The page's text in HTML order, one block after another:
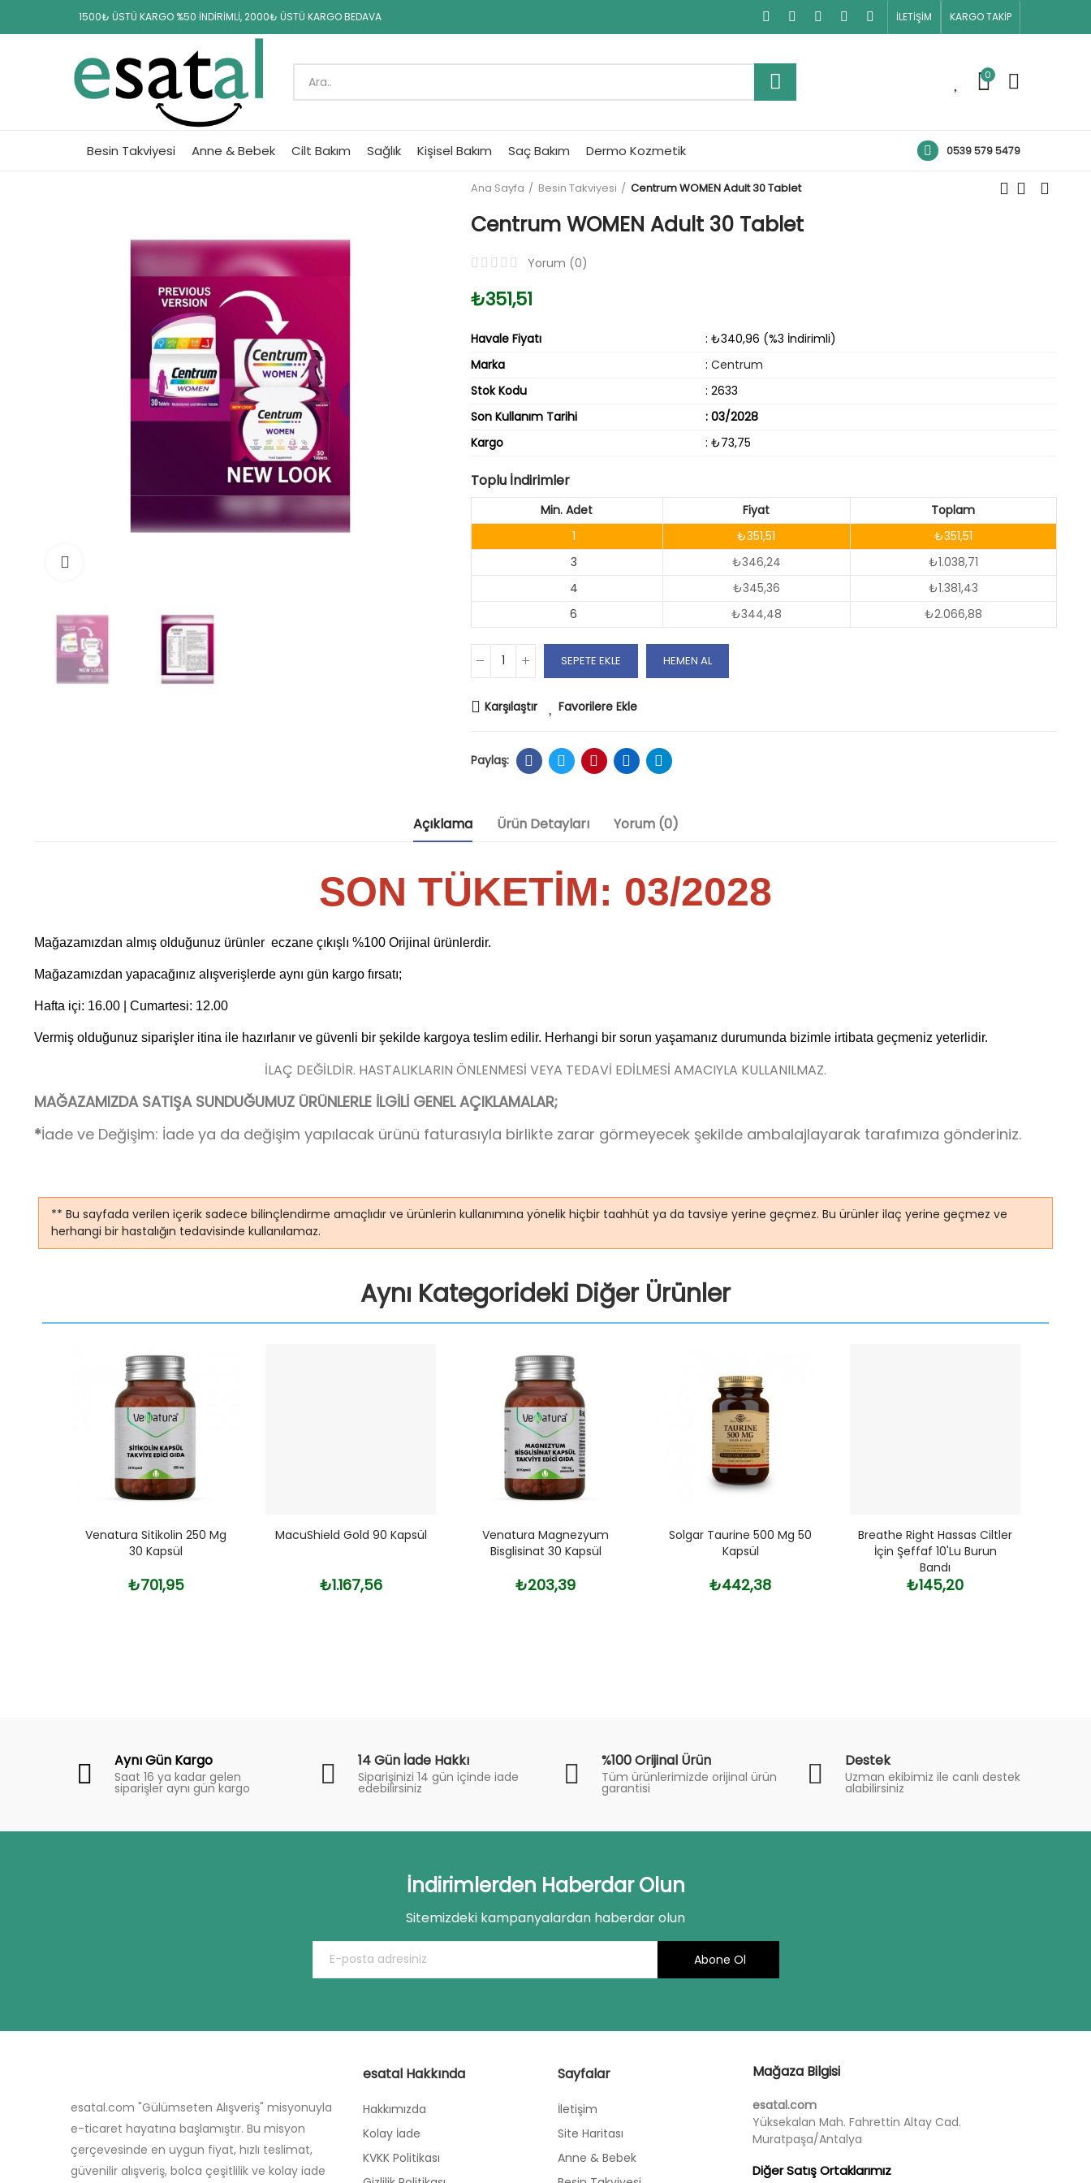
1500₺ ÜSTÜ KARGO %50 İNDİRİMLİ, 2000₺ ÜSTÜ KARGO BEDAVA İLETİŞİM KARGO TAKİP
0
Besin Takviyesi Anne & Bebek Cilt Bakım Sağlık Kişisel Bakım Saç Bakım Dermo Kozmetik 0539 579 5479
Ana Sayfa Besin Takviyesi Centrum WOMEN Adult 30 Tablet
Centrum WOMEN Adult 30 Tablet
Yorum (0)
₺351,51
Havale Fiyatı
: ₺340,96 (%3 İndirimli)
Marka
: Centrum
Stok Kodu
: 2633
Son Kullanım Tarihi
: 03/2028
Kargo
: ₺73,75
Toplu İndirimler
Min. Adet Fiyat
Toplam
1
₺351,51
₺351,51
3
₺346,24
₺1.038,71
4
₺345,36
₺1.381,43
6
₺344,48 ₺2.066,88
SEPETE EKLE HEMEN AL
Karşılaştır Favorilere Ekle
Açıklama Ürün Detayları Yorum (0)
SON TÜKETİM: 03/2028
Mağazamızdan almış olduğunuz ürünler eczane çıkışlı %100 Orijinal ürünlerdir.
Mağazamızdan yapacağınız alışverişlerde aynı gün kargo fırsatı;
Hafta içi: 16.00 | Cumartesi: 12.00
Vermiş olduğunuz siparişler itina ile hazırlanır ve güvenli bir şekilde kargoya teslim edilir. Herhangi bir sorun yaşamanız durumunda bizimle irtibata geçmeniz yeterlidir.
İLAÇ DEĞİLDİR. HASTALIKLARIN ÖNLENMESİ VEYA TEDAVİ EDİLMESİ AMACIYLA KULLANILMAZ.
MAĞAZAMIZDA SATIŞA SUNDUĞUMUZ ÜRÜNLERLE İLGİLİ GENEL AÇIKLAMALAR;
*İade ve Değişim: İade ya da değişim yapılacak ürünü faturasıyla birlikte zarar görmeyecek şekilde ambalajlayarak tarafımıza gönderiniz.
** Bu sayfada verilen içerik sadece bilinçlendirme amaçlıdır ve ürünlerin kullanımına yönelik hiçbir taahhüt ya da tavsiye yerine geçmez. Bu ürünler ilaç yerine geçmez ve
herhangi bir hastalığın tedavisinde kullanılamaz.
Aynı Kategorideki Diğer Ürünler
Venatura Sitikolin 250 Mg
30 Kapsül
₺701,95
MacuShield Gold 90 Kapsül
₺1.167,56
Venatura Magnezyum
Bisglisinat 30 Kapsül
₺203,39
Solgar Taurine 500 Mg 50
Kapsül
₺442,38
Breathe Right Hassas Ciltler
İçin Şeffaf 10'lu Burun
Bandı
₺145,20
Aynı Gün Kargo
Saat 16 ya kadar gelen
siparişler aynı gün kargo
14 Gün İade Hakkı
Siparişinizi 14 gün içinde iade
edebilirsiniz
%100 Orijinal Ürün
Tüm ürünlerimizde orijinal ürün
garantisi
Destek
Uzman ekibimiz ile canlı destek
alabilirsiniz
İndirimlerden Haberdar Olun
Sitemizdeki kampanyalardan haberdar olun
Abone Ol
esatal.com "Gülümseten Alışveriş" misyonuyla
e-ticaret hayatına başlamıştır. Bu misyon
çerçevesinde en uygun fiyat, hızlı teslimat,
güvenilir alışveriş, bolca çeşitlilik ve kolay iade
esatal Hakkında
Hakkımızda
Kolay İade
KVKK Politikası
Sayfalar
İletişim
Site Haritası
Anne & Bebek
Mağaza Bilgisi
esatal.com
Yüksekalan Mah. Fahrettin Altay Cad.
Muratpaşa/Antalya
Diğer Satış Ortaklarımız